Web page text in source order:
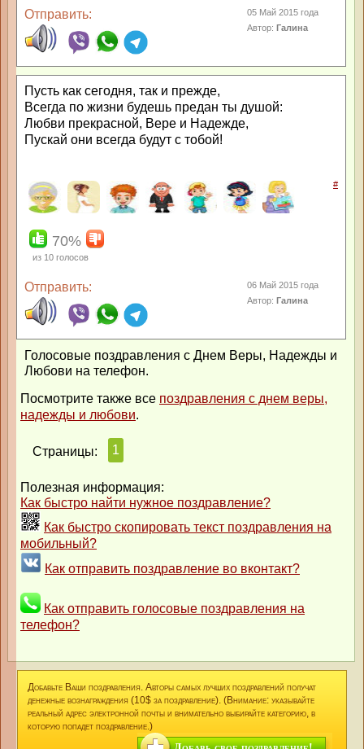
Отправить:
05 Май 2015 года
Автор:Галина
Пусть как сегодня, так и прежде,
Всегда по жизни будешь предан ты душой:
Любви прекрасной, Вере и Надежде,
Пускай они всегда будут с тобой!
#
70%
из 10 голосов
Отправить:
06 Май 2015 года
Автор:Галина
Голосовые поздравления с Днем Веры, Надежды и
Любови на телефон.
Посмотрите также все поздравления с днем веры,
надежды и любови.
Страницы: 1
Полезная информация:
Как быстро найти нужное поздравление?
Как быстро скопировать текст поздравления на
мобильный?
Как отправить поздравление во вконтакт?
Как отправить голосовые поздравления на
телефон?
Добавьте Ваши поздравления. Авторы самых лучших поздравлений получат
денежные вознаграждения (10$ за поздравление). (Внимание: указывайте
реальный адрес электронной почты и внимательно выбирайте категорию, в
которую попадет поздравление.)